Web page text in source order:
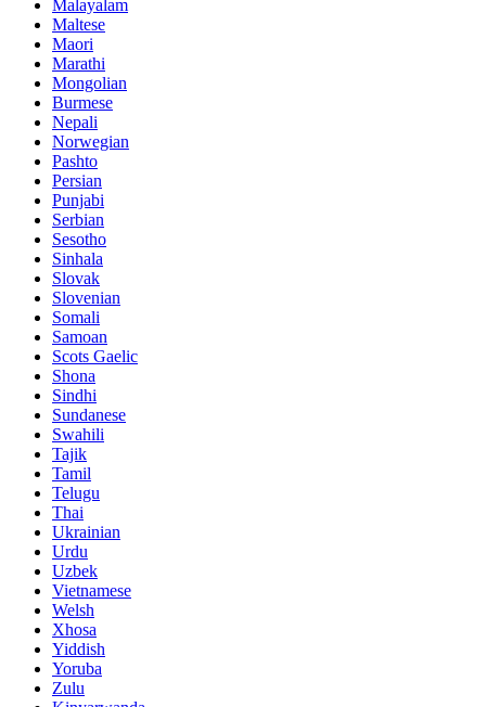
Malayalam
Maltese
Maori
Marathi
Mongolian
Burmese
Nepali
Norwegian
Pashto
Persian
Punjabi
Serbian
Sesotho
Sinhala
Slovak
Slovenian
Somali
Samoan
Scots Gaelic
Shona
Sindhi
Sundanese
Swahili
Tajik
Tamil
Telugu
Thai
Ukrainian
Urdu
Uzbek
Vietnamese
Welsh
Xhosa
Yiddish
Yoruba
Zulu